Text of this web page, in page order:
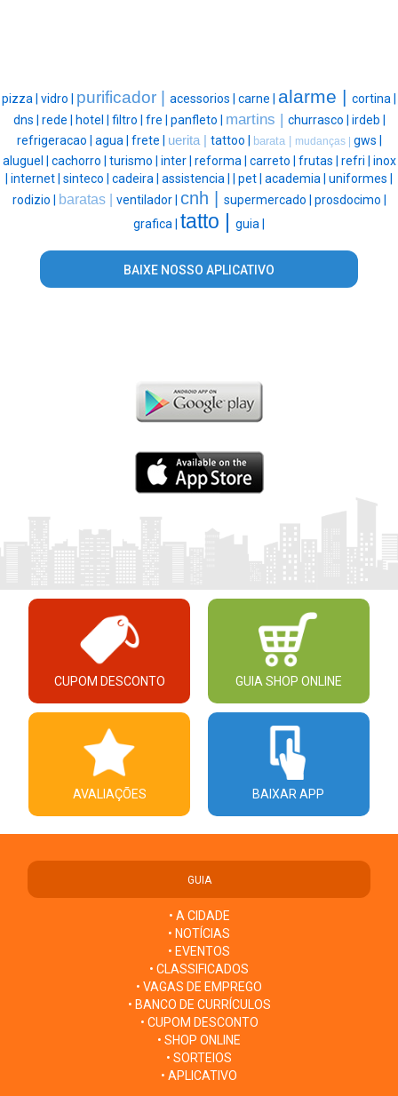
pizza | vidro | purificador | acessorios | carne | alarme | cortina |
dns | rede | hotel | filtro | fre | panfleto | martins | churrasco | irdeb |
refrigeracao | agua | frete | uerita | tattoo | barata | mudanças | gws |
aluguel | cachorro | turismo | inter | reforma | carreto | frutas | refri | inox
internet | sinteco | cadeira | assistencia | pet | academia | uniformes |
rodizio |
baratas | ventilador | cnh | supermercado | prosdocimo |
grafica | tatto | guia |
BAIXE NOSSO APLICATIVO
CUPOM DESCONTO GUIA SHOP ONLINE
AVALIAÇÕES BAIXAR APP
GUIA
• A CIDADE
• NOTÍCIAS
• EVENTOS
• CLASSIFICADOS
• VAGAS DE EMPREGO
• BANCO DE CURRÍCULOS
• CUPOM DESCONTO
• SHOP ONLINE
• SORTEIOS
• APLICATIVO